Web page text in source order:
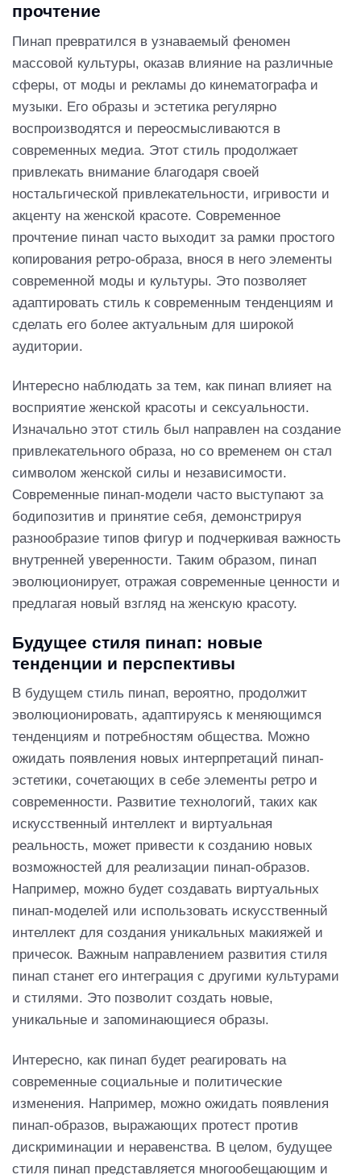
прочтение
Пинап превратился в узнаваемый феномен
массовой культуры, оказав влияние на различные
сферы, от моды и рекламы до кинематографа и
музыки. Его образы и эстетика регулярно
воспроизводятся и переосмысливаются в
современных медиа. Этот стиль продолжает
привлекать внимание благодаря своей
ностальгической привлекательности, игривости и
акценту на женской красоте. Современное
прочтение пинап часто выходит за рамки простого
копирования ретро-образа, внося в него элементы
современной моды и культуры. Это позволяет
адаптировать стиль к современным тенденциям и
сделать его более актуальным для широкой
аудитории.
Интересно наблюдать за тем, как пинап влияет на
восприятие женской красоты и сексуальности.
Изначально этот стиль был направлен на создание
привлекательного образа, но со временем он стал
символом женской силы и независимости.
Современные пинап-модели часто выступают за
бодипозитив и принятие себя, демонстрируя
разнообразие типов фигур и подчеркивая важность
внутренней уверенности. Таким образом, пинап
эволюционирует, отражая современные ценности и
предлагая новый взгляд на женскую красоту.
Будущее стиля пинап: новые
тенденции и перспективы
В будущем стиль пинап, вероятно, продолжит
эволюционировать, адаптируясь к меняющимся
тенденциям и потребностям общества. Можно
ожидать появления новых интерпретаций пинап-
эстетики, сочетающих в себе элементы ретро и
современности. Развитие технологий, таких как
искусственный интеллект и виртуальная
реальность, может привести к созданию новых
возможностей для реализации пинап-образов.
Например, можно будет создавать виртуальных
пинап-моделей или использовать искусственный
интеллект для создания уникальных макияжей и
причесок. Важным направлением развития стиля
пинап станет его интеграция с другими культурами
и стилями. Это позволит создать новые,
уникальные и запоминающиеся образы.
Интересно, как пинап будет реагировать на
современные социальные и политические
изменения. Например, можно ожидать появления
пинап-образов, выражающих протест против
дискриминации и неравенства. В целом, будущее
стиля пинап представляется многообещающим и